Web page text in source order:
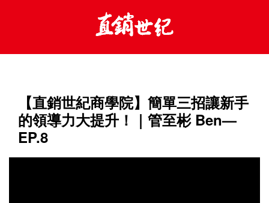
【直銷世紀商學院】簡單三招讓新手
的領導力大提升！｜管至彬 Ben—
EP.8